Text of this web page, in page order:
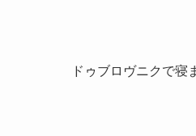
ドゥブロヴニクで寝